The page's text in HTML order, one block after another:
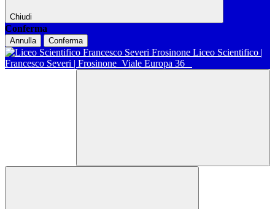
Chiudi
Conferma
Annulla Conferma
Liceo Scientifico |
Francesco Severi | Frosinone Viale Europa 36